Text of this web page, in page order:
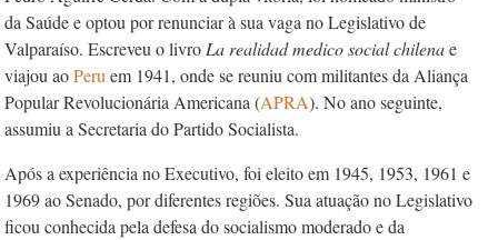
da Saúde e optou por renunciar à sua vaga no Legislativo de
Valparaíso. Escreveu o livro La realidad medico social chilenae
viajou aoPeru em 1941, onde se reuniu com militantes da Aliança
Popular Revolucionária Americana (APRA). No ano seguinte,
assumiu a Secretaria do Partido Socialista.
Após a experiência no Executivo, foi eleito em 1945, 1953, 1961 e
1969 ao Senado, por diferentes regiões. Sua atua­ção no Legislativo
ficou conhecida pela defesa do socialismo moderado e da